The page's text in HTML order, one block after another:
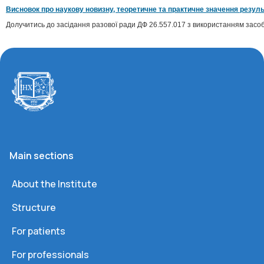
Висновок про наукову новизну, теоретичне та практичне значення
Долучитись до засідання разової ради ДФ 26.557.017 з використанням
Main sections
About the Institute
Structure
For patients
For professionals